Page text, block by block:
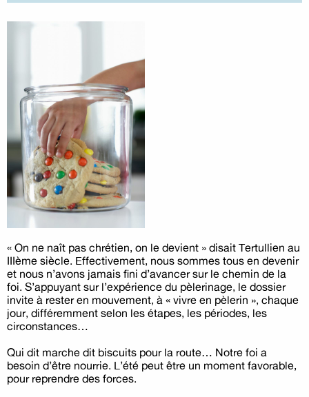
« On ne naît pas chrétien, on le devient » disait Tertullien au
IIIème siècle. Effectivement, nous sommes tous en devenir
et nous n’avons jamais fini d’avancer sur le chemin de la
foi. S’appuyant sur l’expérience du pèlerinage, le dossier
invite à rester en mouvement, à « vivre en pèlerin », chaque
jour, différemment selon les étapes, les périodes, les
circonstances…
Qui dit marche dit biscuits pour la route… Notre foi a
besoin d’être nourrie. L’été peut être un moment favorable,
pour reprendre des forces.